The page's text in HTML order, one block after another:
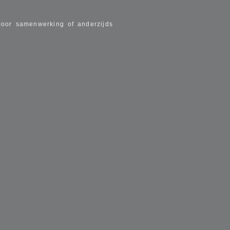
samenwerking of anderzijds